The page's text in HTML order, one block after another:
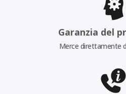
Garanzia del
Merce direttamente